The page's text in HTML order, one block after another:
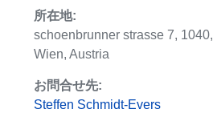
所在地:
schoenbrunner strasse 7, 1040,
Wien, Austria
お問合せ先:
Steffen Schmidt-Evers